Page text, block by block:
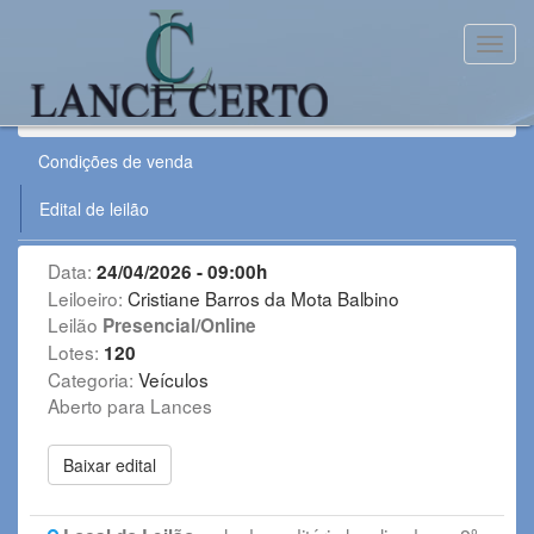
Leilão:240426VE
Condições de venda
Edital de leilão
Data: 24/04/2026 - 09:00h
Leiloeiro: Cristiane Barros da Mota Balbino
Leilão Presencial/Online
Lotes: 120
Categoria: Veículos
Aberto para Lances
Baixar edital